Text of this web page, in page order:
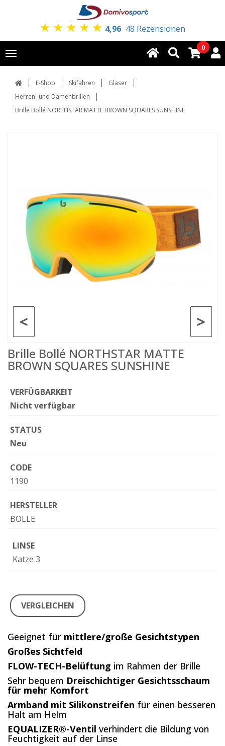
★ ★ ★ ★ ★ 4,96 48 Rezensionen
Toggle
navigation
0
E-Shop Skifahren
Gläser
Herren- und Damenbrillen
Brille Bollé NORTHSTAR MATTE BROWN SQUARES SUNSHINE
>
<
Brille Bollé NORTHSTAR MATTE
BROWN SQUARES SUNSHINE
VERFÜGBARKEIT
Nicht verfügbar
STATUS
Neu
CODE
1190
HERSTELLER
BOLLE
LINSE
Katze 3
VERGLEICHEN
Geeignet für mittlere/große Gesichtstypen
Großes Sichtfeld
FLOW-TECH-Belüftung im Rahmen der Brille
Sehr bequem Dreischichtiger Gesichtsschaum
für mehr Komfort
Armband mit Silikonstreifen für einen besseren
Halt am Helm
EQUALIZER®-Ventil verhindert die Bildung von
Feuchtigkeit auf der Linse